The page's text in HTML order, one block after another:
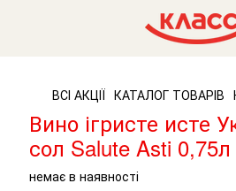
ВСІ АКЦІЇ КАТАЛОГ ТОВАРІВ
Вино ігристе исте
сол Salute Asti 0,75л
немає в наявності